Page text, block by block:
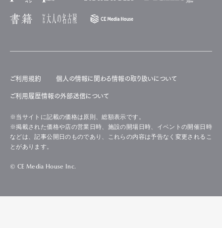
ご利用規約 個人の情報に関わる情報の取り扱いについて
ご利用履歴情報の外部送信について
※当サイトに記載の価格は原則、総額表示です。
※掲載された価格や店の営業日時、施設の開場日時、イベントの開催日時
などは、記事公開日のものであり、これらの内容は予告なく変更されるこ
とがあります。
© CE Media House Inc.